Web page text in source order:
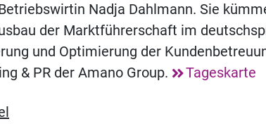
Nadja Dahlmann. Sie
der Marktführerschaft im
und Optimierung der
& PR der Amano Group.
Tageskarte